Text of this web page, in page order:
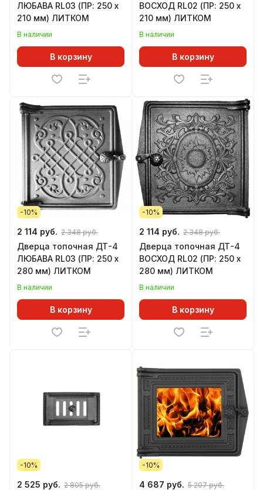
ЛЮБАВА RL03 (ПР: 250 x
210 мм) ЛИТКОМ
В наличии
В корзину
ВОСХОД RL02 (ПР: 250 x
210 мм) ЛИТКОМ
В наличии
В корзину
-10%
2 114 руб. 2 348 руб.
Дверца топочная ДТ-4
ЛЮБАВА RL03 (ПР: 250 х
280 мм) ЛИТКОМ
В наличии
В корзину
-10%
2 114 руб. 2 348 руб.
Дверца топочная ДТ-4
ВОСХОД RL02 (ПР: 250 х
280 мм) ЛИТКОМ
В наличии
В корзину
-10%
2 525 руб. 2 805 руб.
-10%
4 687 руб. 5 207 руб.